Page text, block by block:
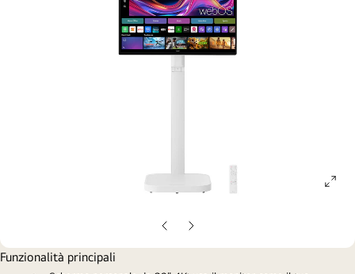
Slide
precedente
Slide
successiva
Funzionalità principali